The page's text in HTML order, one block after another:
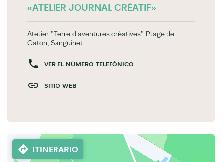
«ATELIER JOURNAL CRÉATIF»
Atelier "Terre d'aventures créatives" Plage de
Caton, Sanguinet
VER EL NÚMERO TELEFÓNICO
SITIO WEB
ITINERARIO